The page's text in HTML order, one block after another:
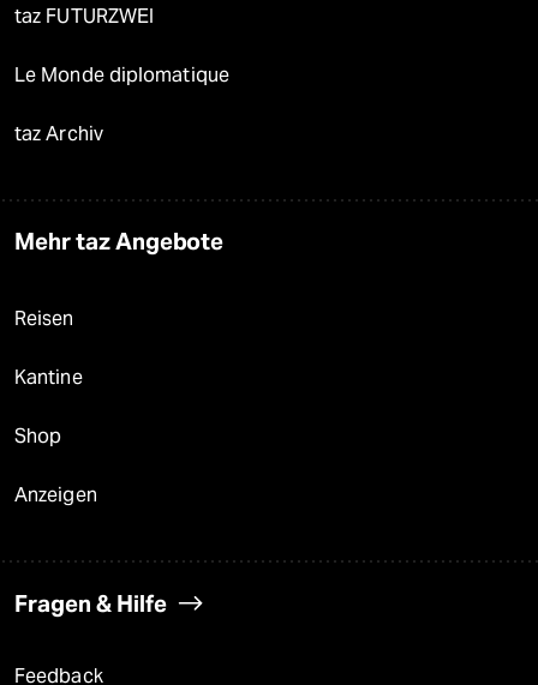
taz FUTURZWEI
Le Monde diplomatique
taz Archiv
Mehr taz Angebote
Reisen
Kantine
Shop
Anzeigen
Fragen & Hilfe
Feedback